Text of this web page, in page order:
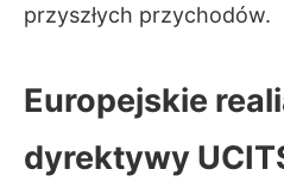
przyszłych przychodów.
Europejskie
dyrektywy